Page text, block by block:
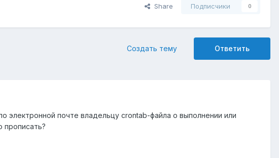
Share Подписчики 0
Ответить
Создать тему
электронной почте владельцу crontab-файла о выполнении или
прописать?